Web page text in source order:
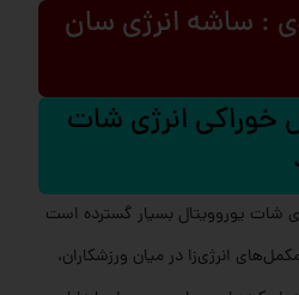
: ساشه انرژی سان
خوراکی انرژی شات
شات یوروویتال بسیار گسترده است
انرژی‌زا در میان ورزشکاران،